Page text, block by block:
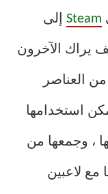
Steam إلى
الآخرون
العناصر
استخدامها
، وجمعها من
مع لاعبين